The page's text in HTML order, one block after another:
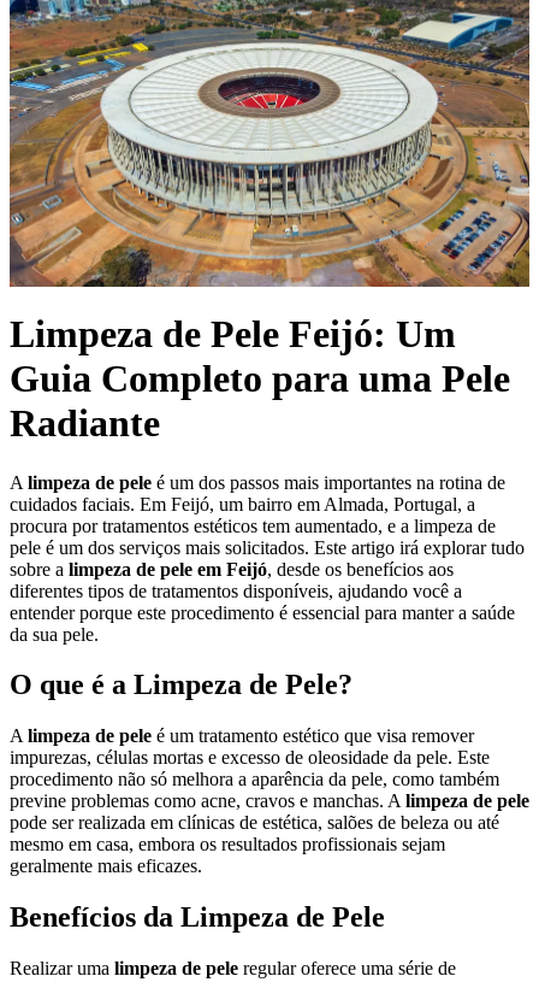
Limpeza de Pele Feijó: Um
Guia Completo para uma Pele
Radiante
A limpeza de pele é um dos passos mais importantes na rotina de
cuidados faciais. Em Feijó, um bairro em Almada, Portugal, a
procura por tratamentos estéticos tem aumentado, e a limpeza de
pele é um dos serviços mais solicitados. Este artigo irá explorar tudo
sobre a limpeza de pele em Feijó, desde os benefícios aos
diferentes tipos de tratamentos disponíveis, ajudando você a
entender porque este procedimento é essencial para manter a saúde
da sua pele.
O que é a Limpeza de Pele?
A limpeza de pele é um tratamento estético que visa remover
impurezas, células mortas e excesso de oleosidade da pele. Este
procedimento não só melhora a aparência da pele, como também
previne problemas como acne, cravos e manchas. A limpeza de pele
pode ser realizada em clínicas de estética, salões de beleza ou até
mesmo em casa, embora os resultados profissionais sejam
geralmente mais eficazes.
Benefícios da Limpeza de Pele
Realizar uma limpeza de pele regular oferece uma série de